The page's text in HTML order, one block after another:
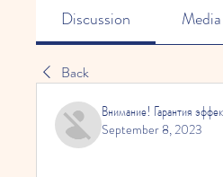
Discussion Media
Back
Внимание! Гарантия
September 8, 2023